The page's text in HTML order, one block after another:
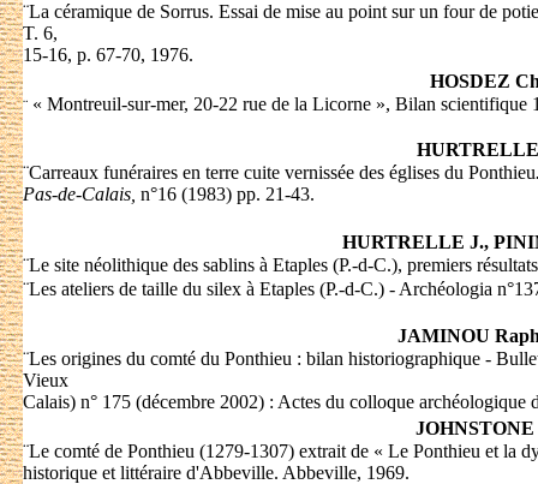
¨La céramique de Sorrus. Essai de mise au point sur un four de
T. 6,
15-16, p. 67-70, 1976.
HOSDEZ
¨ « Montreuil-sur-mer, 20-22 rue de la Licorne », Bilan scientifique
¨Carreaux funéraires en terre cuite vernissée des églises du Ponthieu
Pas-de-Calais, n°16 (1983) pp. 21-43.
HURTRELLE J.,
¨Le site néolithique des sablins à Etaples (P.-d-C.), premiers
¨Les ateliers de taille du silex à Etaples (P.-d-C.) - Archéologia
JAMINOU
¨Les origines du comté du Ponthieu : bilan historiographique -
Vieux
Calais) n° 175 (décembre 2002) : Actes du colloque
JOHNSTONE
¨Le comté de Ponthieu (1279-1307) extrait de « Le Ponthieu et la
historique et littéraire d'Abbeville. Abbeville, 1969.